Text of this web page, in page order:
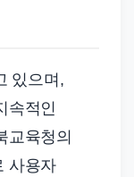
있으며,
속적인
교육청의
사용자